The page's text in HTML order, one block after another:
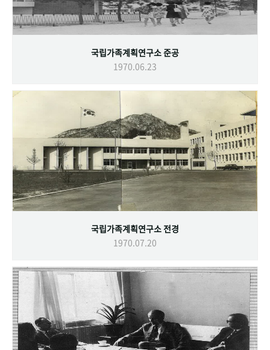
국립가족계획연구소 준공
1970.06.23
국립가족계획연구소 전경
1970.07.20